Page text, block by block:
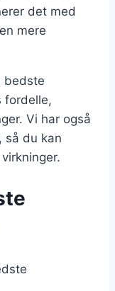
det med
mere
bedste
fordelle,
Vi har også
så du kan